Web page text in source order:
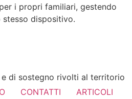
i propri familiari, gestendo
dispositivo.
di sostegno rivolti al territorio
CONTATTI ARTICOLI